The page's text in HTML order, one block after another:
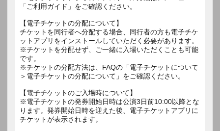
「ご利用ガイド」をご確認ください。
【電子チケットの分配について】
チケットを同行者へ分配する場合、同行者の方も電子チケ
ットアプリをインストールしていただく必要があります。
※チケットを分配せず、ご一緒に入場いただくことも可能
です。
※チケットの分配方法は、FAQの「電子チケットについて
＞電子チケットの分配について」をご確認ください。
【電子チケットのご入場時について】
※電子チケットの発券開始日時は公演3日前10:00以降とな
ります。発券開始日時を迎えた後、電子チケットアプリに
チケットが表示されます。